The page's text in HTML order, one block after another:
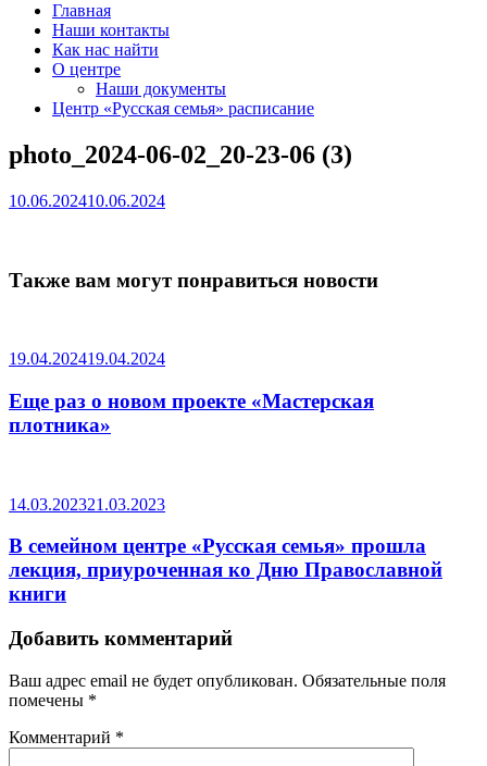
Главная
Наши контакты
Как нас найти
О центре
Наши документы
Центр «Русская семья» расписание
photo_2024-06-02_20-23-06 (3)
10.06.202410.06.2024
Также вам могут понравиться новости
19.04.202419.04.2024
Еще раз о новом проекте «Мастерская
плотника»
14.03.202321.03.2023
В семейном центре «Русская семья» прошла
лекция, приуроченная ко Дню Православной
книги
Добавить комментарий
Ваш адрес email не будет опубликован. Обязательные поля
помечены *
Комментарий *